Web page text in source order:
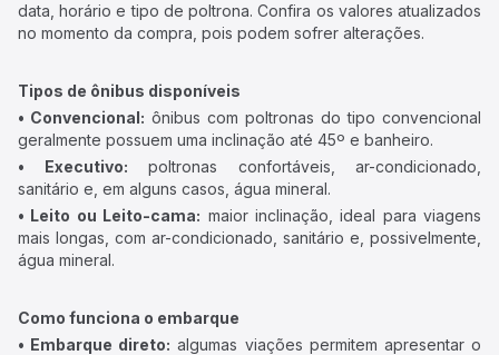
data, horário e tipo de poltrona. Confira os valores atualizados
no momento da compra, pois podem sofrer alterações.
Tipos de ônibus disponíveis
• Convencional: ônibus com poltronas do tipo convencional
geralmente possuem uma inclinação até 45º e banheiro.
• Executivo: poltronas confortáveis, ar-condicionado,
sanitário e, em alguns casos, água mineral.
• Leito ou Leito-cama: maior inclinação, ideal para viagens
mais longas, com ar-condicionado, sanitário e, possivelmente,
água mineral.
Como funciona o embarque
• Embarque direto: algumas viações permitem apresentar o